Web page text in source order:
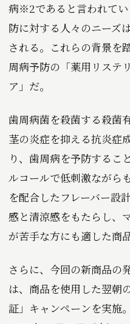
病※2であると言われて
防に対する人々のニーズ
される。これらの背景を
周病予防の「薬用リステ
ア」だ。
歯周病菌を殺菌する殺菌
茎の炎症を抑える抗炎症
り、歯周病を予防するこ
ルコールで低刺激ながら
を配合したフレーバー設
感と清涼感をもたらし、
が苦手な方にも適した商
さらに、今回の新商品の
は、商品を使用した翌朝
証」キャンペーンを実施